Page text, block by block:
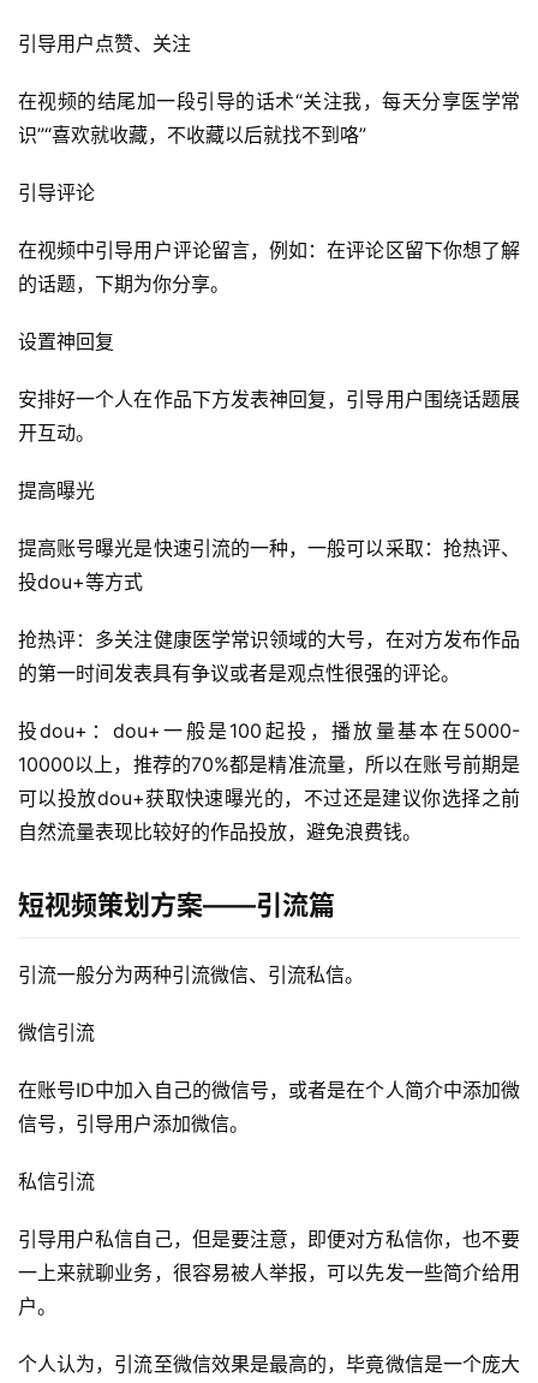
引导用户点赞、关注
在视频的结尾加一段引导的话术“关注我，每天分享医学常
识”“喜欢就收藏，不收藏以后就找不到咯”
引导评论
在视频中引导用户评论留言，例如：在评论区留下你想了解
的话题，下期为你分享。
设置神回复
安排好一个人在作品下方发表神回复，引导用户围绕话题展
开互动。
提高曝光
提高账号曝光是快速引流的一种，一般可以采取：抢热评、
投dou+等方式
抢热评：多关注健康医学常识领域的大号，在对方发布作品
的第一时间发表具有争议或者是观点性很强的评论。
投dou+：dou+一般是100起投，播放量基本在5000-
10000以上，推荐的70%都是精准流量，所以在账号前期是
可以投放dou+获取快速曝光的，不过还是建议你选择之前
自然流量表现比较好的作品投放，避免浪费钱。
短视频策划方案——引流篇
引流一般分为两种引流微信、引流私信。
微信引流
在账号ID中加入自己的微信号，或者是在个人简介中添加微
信号，引导用户添加微信。
私信引流
引导用户私信自己，但是要注意，即便对方私信你，也不要
一上来就聊业务，很容易被人举报，可以先发一些简介给用
户。
个人认为，引流至微信效果是最高的，毕竟微信是一个庞大